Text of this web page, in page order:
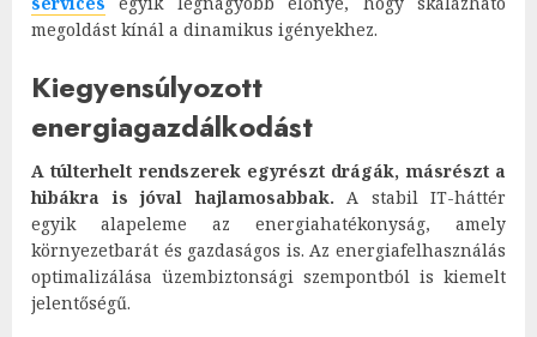
megoldást kínál a dinamikus igényekhez.
Kiegyensúlyozott
energiagazdálkodást
A túlterhelt rendszerek egyrészt drágák, másrészt a
hibákra is jóval hajlamosabbak. A stabil IT-háttér
egyik alapeleme az energiahatékonyság, amely
környezetbarát és gazdaságos is. Az energiafelhasználás
optimalizálása üzembiztonsági szempontból is kiemelt
jelentőségű.